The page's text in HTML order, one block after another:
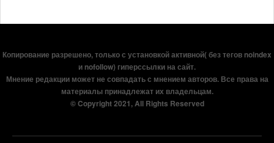
Копирование разрешено, только с установкой активной( без тегов noindex
и nofollow) гиперссылки на сайт.
Мнение редакции может не совпадать с мнением авторов. Все права на
материалы принадлежат их владельцам.
© Copyright 2021, All Rights Reserved